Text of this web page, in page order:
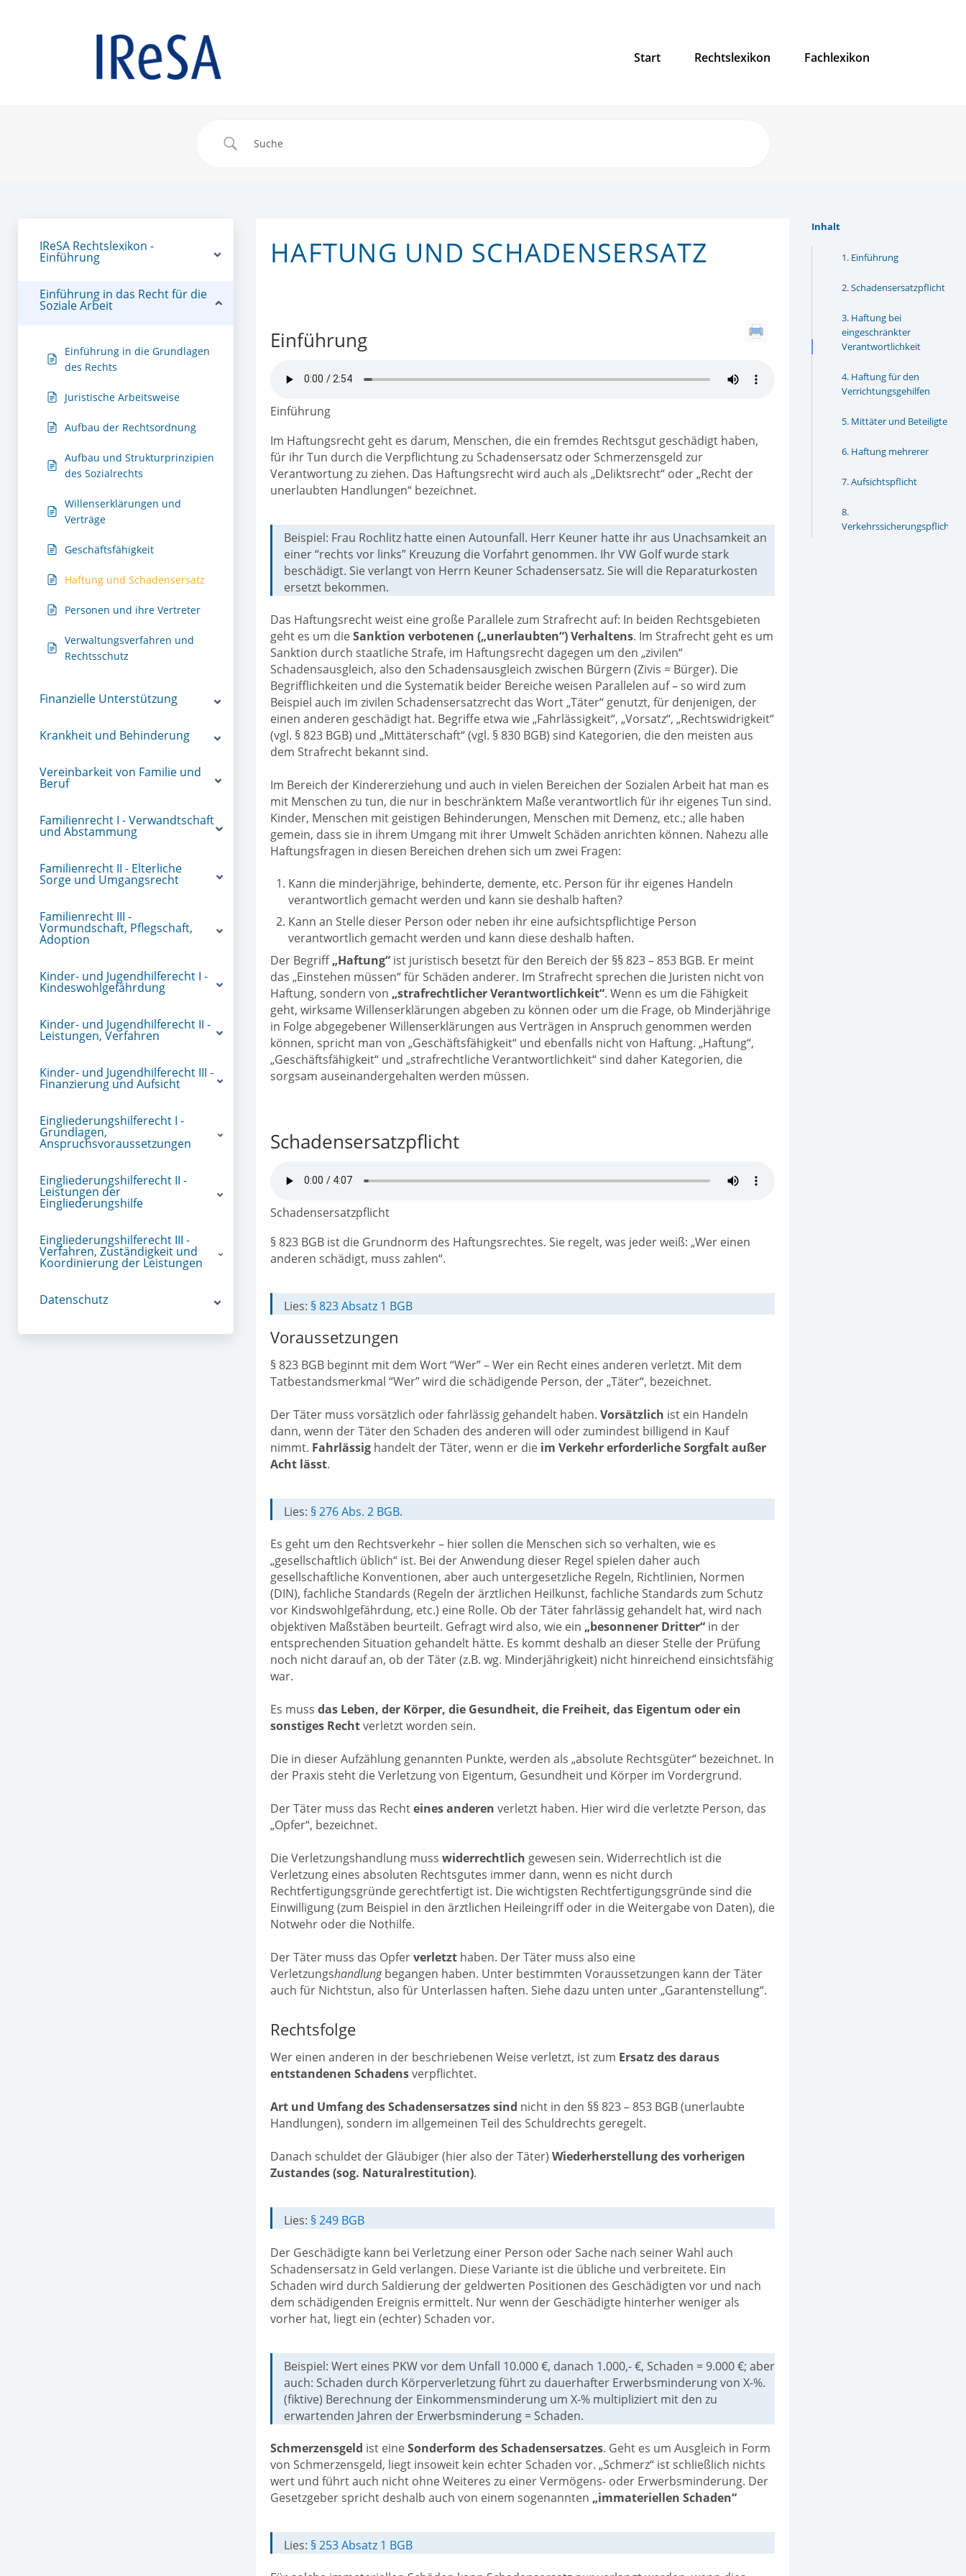
Start Rechtslexikon Fachlexikon
IReSA Rechtslexikon -
Einführung
Einführung in das Recht für die
Soziale Arbeit
Einführung in die Grundlagen
des Rechts
Juristische Arbeitsweise
Aufbau der Rechtsordnung
Aufbau und Strukturprinzipien
des Sozialrechts
Willenserklärungen und
Verträge
Geschäftsfähigkeit
Haftung und Schadensersatz
Personen und ihre Vertreter
Verwaltungsverfahren und
Rechtsschutz
Finanzielle Unterstützung
Krankheit und Behinderung
Vereinbarkeit von Familie und
Beruf
Familienrecht I - Verwandtschaft
und Abstammung
Familienrecht II - Elterliche
Sorge und Umgangsrecht
Familienrecht III -
Vormundschaft, Pflegschaft,
Adoption
Kinder- und Jugendhilferecht I -
Kindeswohlgefährdung
Kinder- und Jugendhilferecht II -
Leistungen, Verfahren
Kinder- und Jugendhilferecht III -
Finanzierung und Aufsicht
Eingliederungshilferecht I -
Grundlagen,
Anspruchsvoraussetzungen
Eingliederungshilferecht II -
Leistungen der
Eingliederungshilfe
Eingliederungshilferecht III -
Verfahren, Zuständigkeit und
Koordinierung der Leistungen
Datenschutz
HAFTUNG UND SCHADENSERSATZ
Einführung
Einführung
Im Haftungsrecht geht es darum, Menschen, die ein fremdes Rechtsgut geschädigt haben,
für ihr Tun durch die Verpflichtung zu Schadensersatz oder Schmerzensgeld zur
Verantwortung zu ziehen. Das Haftungsrecht wird auch als „Deliktsrecht“ oder „Recht der
unerlaubten Handlungen“ bezeichnet.
Beispiel: Frau Rochlitz hatte einen Autounfall. Herr Keuner hatte ihr aus Unachsamkeit an
einer “rechts vor links” Kreuzung die Vorfahrt genommen. Ihr VW Golf wurde stark
beschädigt. Sie verlangt von Herrn Keuner Schadensersatz. Sie will die Reparaturkosten
ersetzt bekommen.
Das Haftungsrecht weist eine große Parallele zum Strafrecht auf: In beiden Rechtsgebieten
geht es um dieSanktion verbotenen („unerlaubten“) Verhaltens. Im Strafrecht geht es um
Sanktion durch staatliche Strafe, im Haftungsrecht dagegen um den „zivilen“
Schadensausgleich, also den Schadensausgleich zwischen Bürgern (Zivis = Bürger). Die
Begrifflichkeiten und die Systematik beider Bereiche weisen Parallelen auf – so wird zum
Beispiel auch im zivilen Schadensersatzrecht das Wort „Täter“ genutzt, für denjenigen, der
einen anderen geschädigt hat. Begriffe etwa wie „Fahrlässigkeit“, „Vorsatz“, „Rechtswidrigkeit“
(vgl. § 823 BGB) und „Mittäterschaft“ (vgl. § 830 BGB) sind Kategorien, die den meisten aus
dem Strafrecht bekannt sind.
Im Bereich der Kindererziehung und auch in vielen Bereichen der Sozialen Arbeit hat man es
mit Menschen zu tun, die nur in beschränktem Maße verantwortlich für ihr eigenes Tun sind.
Kinder, Menschen mit geistigen Behinderungen, Menschen mit Demenz, etc.; alle haben
gemein, dass sie in ihrem Umgang mit ihrer Umwelt Schäden anrichten können. Nahezu alle
Haftungsfragen in diesen Bereichen drehen sich um zwei Fragen:
Kann die minderjährige, behinderte, demente, etc. Person für ihr eigenes Handeln
verantwortlich gemacht werden und kann sie deshalb haften?
Kann an Stelle dieser Person oder neben ihr eine aufsichtspflichtige Person
verantwortlich gemacht werden und kann diese deshalb haften.
Der Begriff„Haftung“ist juristisch besetzt für den Bereich der §§ 823 – 853 BGB. Er meint
das „Einstehen müssen“ für Schäden anderer. Im Strafrecht sprechen die Juristen nicht von
Haftung, sondern von „strafrechtlicher Verantwortlichkeit“. Wenn es um die Fähigkeit
geht, wirksame Willenserklärungen abgeben zu können oder um die Frage, ob Minderjährige
in Folge abgegebener Willenserklärungen aus Verträgen in Anspruch genommen werden
können, spricht man von „Geschäftsfähigkeit“ und ebenfalls nicht von Haftung. „Haftung“,
„Geschäftsfähigkeit“ und „strafrechtliche Verantwortlichkeit“ sind daher Kategorien, die
sorgsam auseinandergehalten werden müssen.
Schadensersatzpflicht
Schadensersatzpflicht
§ 823 BGB ist die Grundnorm des Haftungsrechtes. Sie regelt, was jeder weiß: „Wer einen
anderen schädigt, muss zahlen“.
Lies: § 823 Absatz 1 BGB
Voraussetzungen
§ 823 BGB beginnt mit dem Wort “Wer” – Wer ein Recht eines anderen verletzt. Mit dem
Tatbestandsmerkmal “Wer” wird die schädigende Person, der „Täter“, bezeichnet.
Der Täter muss vorsätzlich oder fahrlässig gehandelt haben. Vorsätzlich ist ein Handeln
dann, wenn der Täter den Schaden des anderen will oder zumindest billigend in Kauf
nimmt. Fahrlässighandelt der Täter, wenn er die im Verkehr erforderliche Sorgfalt außer
Acht lässt.
Lies: § 276 Abs. 2 BGB.
Es geht um den Rechtsverkehr – hier sollen die Menschen sich so verhalten, wie es
„gesellschaftlich üblich“ ist. Bei der Anwendung dieser Regel spielen daher auch
gesellschaftliche Konventionen, aber auch untergesetzliche Regeln, Richtlinien, Normen
(DIN), fachliche Standards (Regeln der ärztlichen Heilkunst, fachliche Standards zum Schutz
vor Kindswohlgefährdung, etc.) eine Rolle. Ob der Täter fahrlässig gehandelt hat, wird nach
objektiven Maßstäben beurteilt. Gefragt wird also, wie ein „besonnener Dritter“in der
entsprechenden Situation gehandelt hätte. Es kommt deshalb an dieser Stelle der Prüfung
noch nicht darauf an, ob der Täter (z.B. wg. Minderjährigkeit) nicht hinreichend einsichtsfähig
war.
Es muss das Leben, der Körper, die Gesundheit, die Freiheit, das Eigentum oder ein
sonstiges Rechtverletzt worden sein.
Die in dieser Aufzählung genannten Punkte, werden als „absolute Rechtsgüter“ bezeichnet. In
der Praxis steht die Verletzung von Eigentum, Gesundheit und Körper im Vordergrund.
Der Täter muss das Rechteines anderen verletzt haben. Hier wird die verletzte Person, das
„Opfer“, bezeichnet.
Die Verletzungshandlung muss widerrechtlich gewesen sein. Widerrechtlich ist die
Verletzung eines absoluten Rechtsgutes immer dann, wenn es nicht durch
Rechtfertigungsgründe gerechtfertigt ist. Die wichtigsten Rechtfertigungsgründe sind die
Einwilligung (zum Beispiel in den ärztlichen Heileingriff oder in die Weitergabe von Daten), die
Notwehr oder die Nothilfe.
Der Täter muss das Opferverletzthaben. Der Täter muss also eine
Verletzungshandlungbegangen haben. Unter bestimmten Voraussetzungen kann der Täter
auch für Nichtstun, also für Unterlassen haften. Siehe dazu unten unter „Garantenstellung“.
Rechtsfolge
Wer einen anderen in der beschriebenen Weise verletzt, ist zum Ersatz des daraus
entstandenen Schadensverpflichtet.
Art und Umfang des Schadensersatzes sind nicht in den §§ 823 – 853 BGB (unerlaubte
Handlungen), sondern im allgemeinen Teil des Schuldrechts geregelt.
Danach schuldet der Gläubiger (hier also der Täter) Wiederherstellung des vorherigen
Zustandes (sog. Naturalrestitution).
Lies: § 249 BGB
Der Geschädigte kann bei Verletzung einer Person oder Sache nach seiner Wahl auch
Schadensersatz in Geld verlangen. Diese Variante ist die übliche und verbreitete. Ein
Schaden wird durch Saldierung der geldwerten Positionen des Geschädigten vor und nach
dem schädigenden Ereignis ermittelt. Nur wenn der Geschädigte hinterher weniger als
vorher hat, liegt ein (echter) Schaden vor.
Beispiel: Wert eines PKW vor dem Unfall 10.000 €, danach 1.000,- €, Schaden = 9.000 €; aber
auch: Schaden durch Körperverletzung führt zu dauerhafter Erwerbsminderung von X-%.
(fiktive) Berechnung der Einkommensminderung um X-% multipliziert mit den zu
erwartenden Jahren der Erwerbsminderung = Schaden.
Schmerzensgeld ist eineSonderform des Schadensersatzes. Geht es um Ausgleich in Form
von Schmerzensgeld, liegt insoweit kein echter Schaden vor. „Schmerz“ ist schließlich nichts
wert und führt auch nicht ohne Weiteres zu einer Vermögens- oder Erwerbsminderung. Der
Gesetzgeber spricht deshalb auch von einem sogenannten „immateriellen Schaden“
Lies: § 253 Absatz 1 BGB
Inhalt
Einführung
Schadensersatzpflicht
Haftung bei
eingeschränkter
Verantwortlichkeit
Haftung für den
Verrichtungsgehilfen
Mittäter und Beteiligte
Haftung mehrerer
Aufsichtspflicht
Verkehrssicherungspflichten